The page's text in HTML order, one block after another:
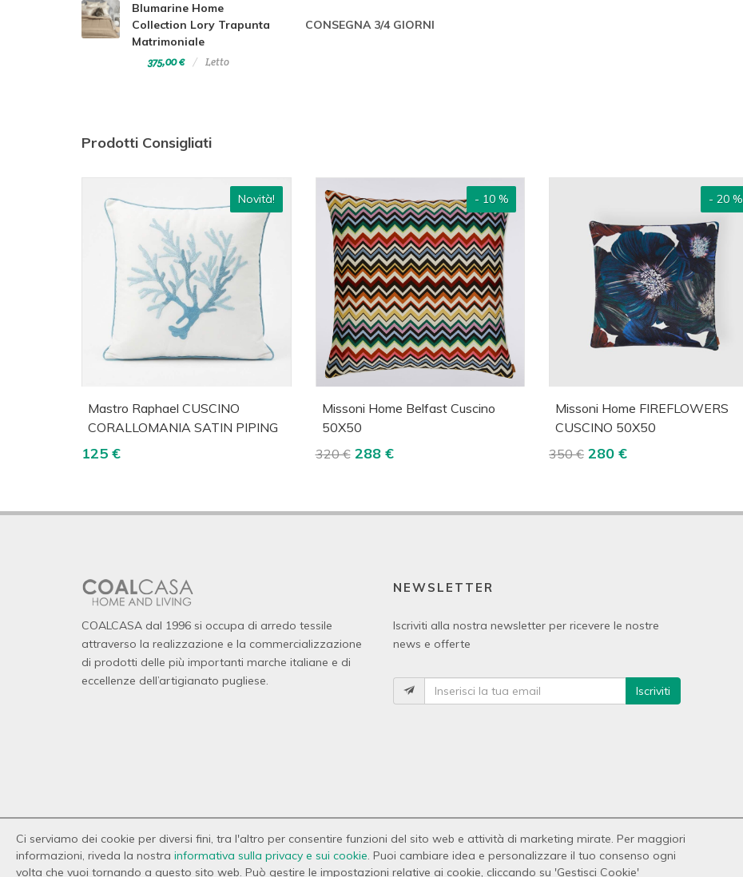
Ci serviamo dei cookie per diversi fini, tra l'altro per consentire funzioni del sito web e attività di marketing mirate. Per maggiori
informazioni, riveda la nostra informativa sulla privacy e sui cookie. Puoi cambiare idea e personalizzare il tuo consenso ogni
volta che vuoi tornando a questo sito web. Può gestire le impostazioni relative ai cookie, cliccando su 'Gestisci Cookie'
CONSEGNA 3/4 GIORNI
Blumarine Home
Collection Lory Trapunta
Matrimoniale
375,00 € Letto
Prodotti Consigliati
Novità!
Acquista Visualizza
Mastro Raphael CUSCINO
CORALLOMANIA SATIN PIPING
125 €
- 10 %
Acquista Visualizza
Missoni Home Belfast Cuscino
50X50
320 € 288 €
- 20 %
Acquista Visualizza
Missoni Home FIREFLOWERS
CUSCINO 50X50
350 € 280 €
COALCASA dal 1996 si occupa di arredo tessile
attraverso la realizzazione e la commercializzazione
di prodotti delle più importanti marche italiane e di
eccellenze dell’artigianato pugliese.
NEWSLETTER
Iscriviti alla nostra newsletter per ricevere le nostre
news e offerte
Iscriviti
© 2026 Copyright Coal Casa. Tutti i diritti riservati. P.IVA 01685490748